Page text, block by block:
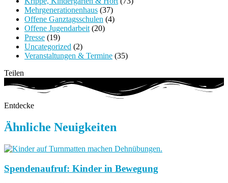
Mehrgenerationenhaus (37)
Offene Ganztagsschulen (4)
Offene Jugendarbeit (20)
Presse (19)
Uncategorized (2)
Veranstaltungen & Termine (35)
Teilen
Entdecke
Ähnliche Neuigkeiten
Spendenaufruf: Kinder in Bewegung